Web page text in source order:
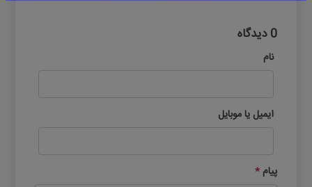
0 دیدگاه
نام
ایمیل یا موبایل
پیام *